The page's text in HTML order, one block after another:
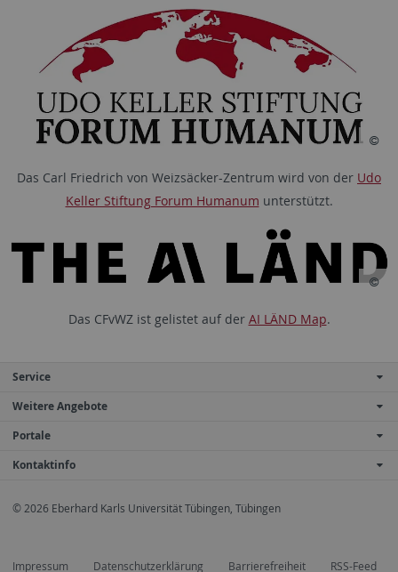
Das Carl Friedrich von Weizsäcker-Zentrum wird von der Udo
Keller Stiftung Forum Humanum unterstützt.
Das CFvWZ ist gelistet auf der AI LÄND Map.
Service
Weitere Angebote
Portale
Kontaktinfo
© 2026 Eberhard Karls Universität Tübingen, Tübingen
Impressum Datenschutzerklärung Barrierefreiheit RSS-Feed